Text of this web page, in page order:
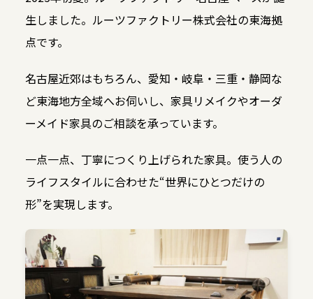
生しました。ルーツファクトリー株式会社の東海拠
点です。
名古屋近郊はもちろん、愛知・岐阜・三重・静岡な
ど東海地方全域へお伺いし、家具リメイクやオーダ
ーメイド家具のご相談を承っています。
一点一点、丁寧につくり上げられた家具。使う人の
ライフスタイルに合わせた“世界にひとつだけの
形”を実現します。